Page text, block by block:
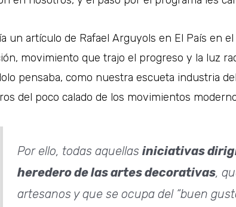
un artículo de Rafael Arguyols en El País en
movimiento que trajo el progreso y la luz
pensaba, como nuestra escueta industria
del poco calado de los movimientos
Por ello, todas aquellasiniciativas
heredero de las artes decorativas,
artesanos y que se ocupa del “buen